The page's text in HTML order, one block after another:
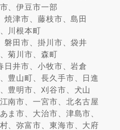
、伊豆市一部
焼津市、藤枝市、島田
川根本町
磐田市、掛川市、袋井
菊川市、森町
日井市、小牧市、岩倉
豊山町、長久手市、日進
豊明市、刈谷市、犬山
南市、一宮市、北名古屋
ま市、大治市、津島市、
、弥富市、東海市、大府